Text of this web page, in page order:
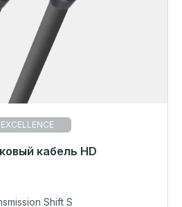
EXCELLENCE
кабель HD
отправке, срок поставки
53,99 €Shift S